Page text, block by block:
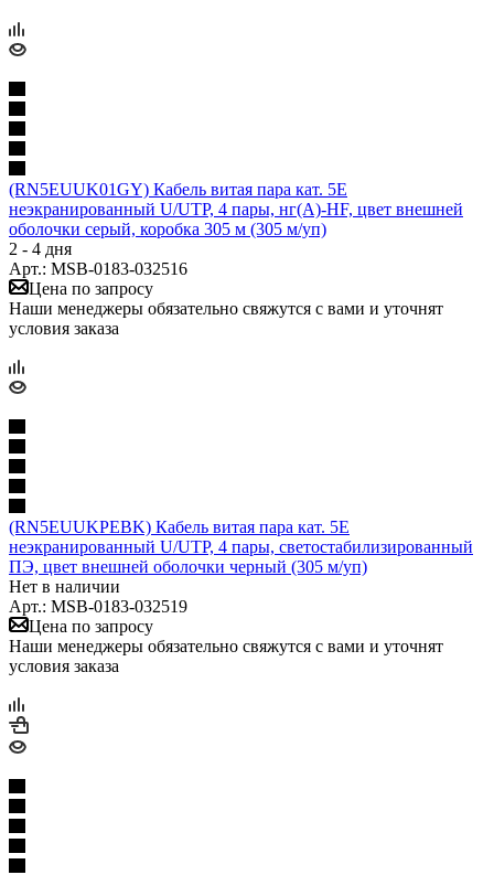
(RN5EUUK01GY) Кабель витая пара кат. 5E
неэкранированный U/UTP, 4 пары, нг(А)-HF, цвет внешней
оболочки серый, коробка 305 м (305 м/уп)
2 - 4 дня
Арт.: MSB-0183-032516
Цена по запросу
Наши менеджеры обязательно свяжутся с вами и уточнят
условия заказа
(RN5EUUKPEBK) Кабель витая пара кат. 5E
неэкранированный U/UTP, 4 пары, светостабилизированный
ПЭ, цвет внешней оболочки черный (305 м/уп)
Нет в наличии
Арт.: MSB-0183-032519
Цена по запросу
Наши менеджеры обязательно свяжутся с вами и уточнят
условия заказа